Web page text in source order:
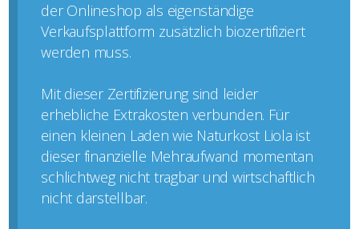
der Onlineshop als eigenständige
Verkaufsplattform zusätzlich biozertifiziert
werden muss.
Mit dieser Zertifizierung sind leider
erhebliche Extrakosten verbunden. Für
einen kleinen Laden wie Naturkost Liola ist
dieser finanzielle Mehraufwand momentan
schlichtweg nicht tragbar und wirtschaftlich
nicht darstellbar.